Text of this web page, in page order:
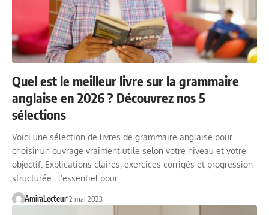
Quel est le meilleur livre sur la grammaire
anglaise en 2026 ? Découvrez nos 5
sélections
Voici une sélection de livres de grammaire anglaise pour
choisir un ouvrage vraiment utile selon votre niveau et votre
objectif. Explications claires, exercices corrigés et progression
structurée : l’essentiel pour…
AmiraLecteur12 mai 2023